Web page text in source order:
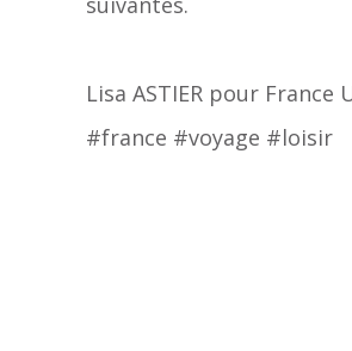
Lisa ASTIER pour France
#france #voyage #loisir